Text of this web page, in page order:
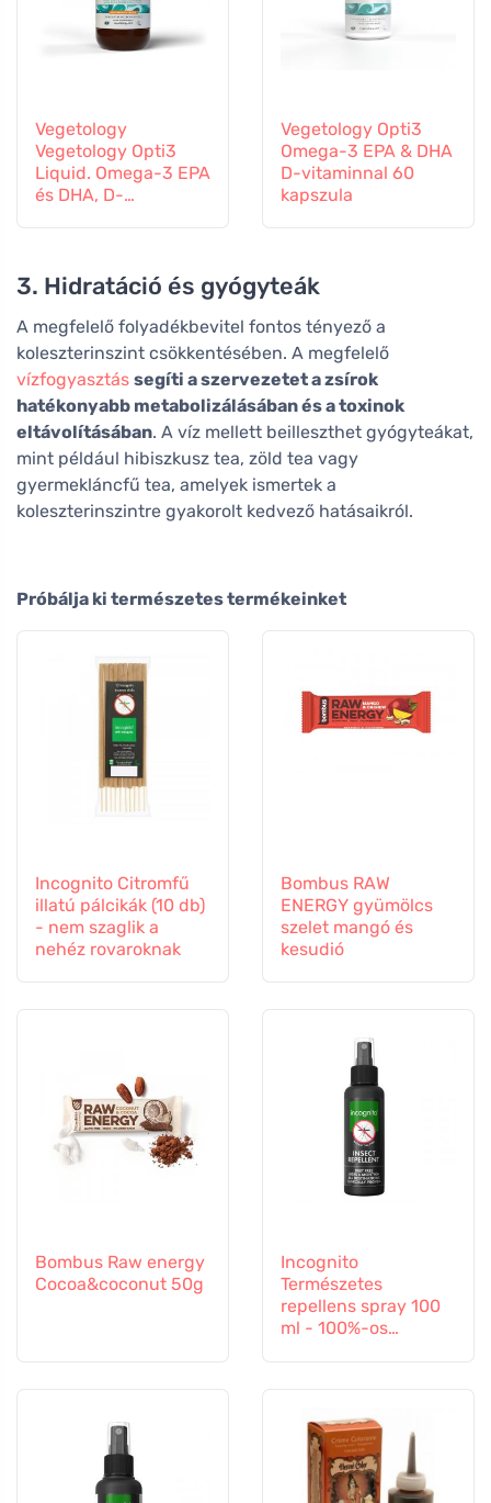
Vegetology
Vegetology Opti3
Liquid. Omega-3 EPA
és DHA, D-
Vegetology Opti3
Omega-3 EPA & DHA
D-vitaminnal 60
kapszula
3. Hidratáció és gyógyteák
A megfelelő folyadékbevitel fontos tényező a
koleszterinszint csökkentésében. A megfelelő
vízfogyasztás segíti a szervezetet a zsírok
hatékonyabb metabolizálásában és a toxinok
eltávolításában. A víz mellett beilleszthet gyógyteákat,
mint például hibiszkusz tea, zöld tea vagy
gyermekláncfű tea, amelyek ismertek a
koleszterinszintre gyakorolt kedvező hatásaikról.
Próbálja ki természetes termékeinket
Incognito Citromfű
illatú pálcikák (10 db)
- nem szaglik a
nehéz rovaroknak
Bombus RAW
ENERGY gyümölcs
szelet mangó és
kesudió
Bombus Raw energy
Cocoa&coconut 50g
Incognito
Természetes
repellens spray 100
ml - 100%-os